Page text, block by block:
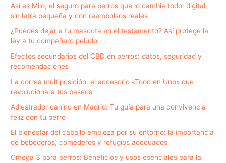
Así es Milo, el seguro para perros que lo cambia todo: digital,
sin letra pequeña y con reembolsos reales
¿Puedes dejar a tu mascota en el testamento? Así protege la
ley a tu compañero peludo
Efectos secundarios del CBD en perros: datos, seguridad y
recomendaciones
La correa multiposición: el accesorio «Todo en Uno» que
revolucionará tus paseos
Adiestrador canino en Madrid: Tu guía para una convivencia
feliz con tu perro
El bienestar del caballo empieza por su entorno: la importancia
de bebederos, comederos y refugios adecuados
Omega 3 para perros: Beneficios y usos esenciales para la